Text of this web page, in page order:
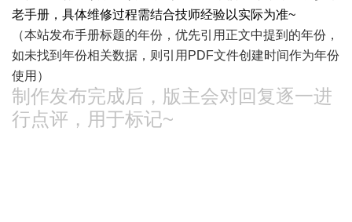
老手册，具体维修过程需结合技师经验以实际为准~
（本站发布手册标题的年份，优先引用正文中提到的年份，
如未找到年份相关数据，则引用PDF文件创建时间作为年份
使用）
制作发布完成后，版主会对回复逐一进
行点评，用于标记~